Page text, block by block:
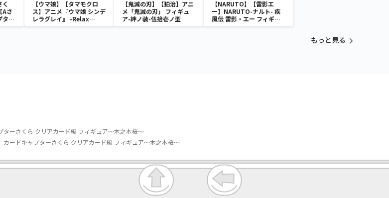
く
Aさ
ター
ラク
【ウマ娘】【タマモクロ
ス】アニメ『ウマ娘 シンデ
レラグレイ』 -Relax
time-タマモクロス
【鬼滅の刃】【狛治】アニ
メ「鬼滅の刃」 フィギュ
ア-絆ノ装-伍拾壱ノ型
【NARUTO】【雷影エ
ー】NARUTO-ナルト- 疾
風伝 雷影・エー フィギュ
ア～五影集結…!!～
もっと見る
ターさくら クリアカード編 フィギュア～木之本桜～
カードキャプターさくら クリアカード編 フィギュア～木之本桜～